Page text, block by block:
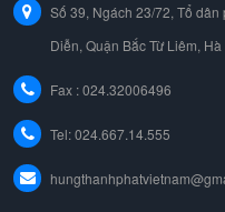
Số 39, Ngách 23/72, Tổ
Diễn, Quận Bắc Từ Liêm, Hà
Fax : 024.32006496
Tel:024.667.14.555